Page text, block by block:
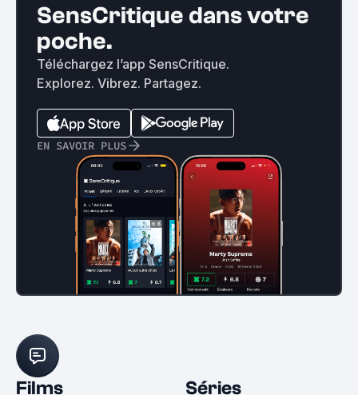
SensCritique dans votre
poche.
Téléchargez l’app SensCritique.
Explorez. Vibrez. Partagez.
EN SAVOIR PLUS
Films Séries